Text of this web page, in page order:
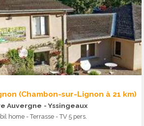
(Chambon-sur-Lignon à 21 km)
Auvergne - Yssingeaux
home - Terrasse - TV 5 pers.